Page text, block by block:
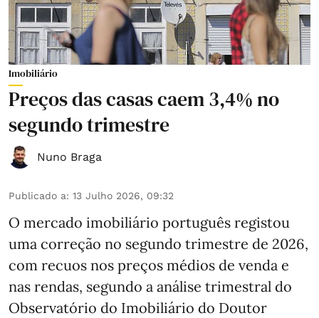
Imobiliário
Preços das casas caem 3,4% no
segundo trimestre
Nuno Braga
Publicado a: 13 Julho 2026, 09:32
O mercado imobiliário português registou
uma correção no segundo trimestre de 2026,
com recuos nos preços médios de venda e
nas rendas, segundo a análise trimestral do
Observatório do Imobiliário do Doutor